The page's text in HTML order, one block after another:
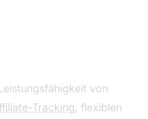
von
Tracking, flexiblen